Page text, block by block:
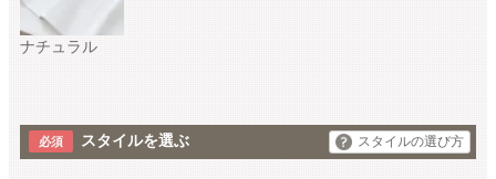
ナチュラル
スタイルを選ぶ スタイルの選び方